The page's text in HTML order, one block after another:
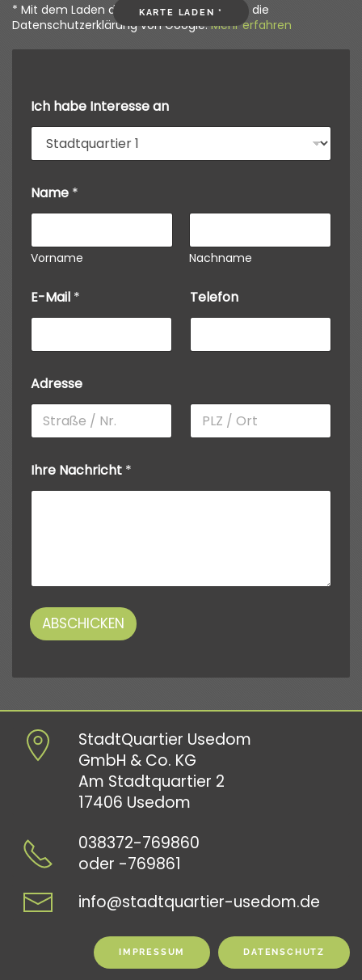
KARTE LADEN *
* Mit dem Laden der Karte akzeptieren Sie die
Datenschutzerklärung von Google.Mehr erfahren
Ich habe Interesse an
Name *
Vorname Nachname
E-Mail * Telefon
Adresse
Ihre Nachricht *
ABSCHICKEN
StadtQuartier Usedom
GmbH & Co. KG
Am Stadtquartier 2
17406 Usedom
038372-769860
oder -769861
info@stadtquartier-usedom.de
IMPRESSUM DATENSCHUTZ